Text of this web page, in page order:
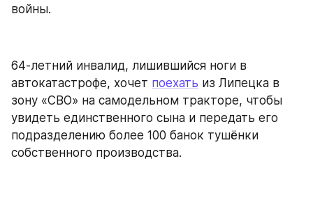
войны.
64-летний инвалид, лишившийся ноги в
автокатастрофе, хочет поехать из Липецка в
зону «СВО» на самодельном тракторе, чтобы
увидеть единственного сына и передать его
подразделению более 100 банок тушёнки
собственного производства.